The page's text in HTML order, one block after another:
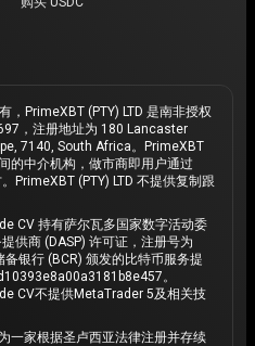
，PrimeXBT (PTY) LTD 是南非授权
，注册地址为 180 Lancaster
7140, South Africa。PrimeXBT
的中介机构，做市商即用户通过
PrimeXBT (PTY) LTD 不提供复制跟
CV 持有萨尔瓦多国家数字活动委
供商 (DASP) 许可证，注册号为
银行 (BCR) 颁发的比特币服务提
。
CV不提供MetaTrader 5及相关技
一家根据圣卢西亚法律注册并存续